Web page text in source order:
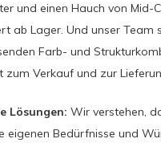
und einen Hauch von Mid-
ab Lager. Und unser Team
Farb- und
zum Verkauf und zur
Lösungen: Wir verstehen,
eigenen Bedürfnisse und